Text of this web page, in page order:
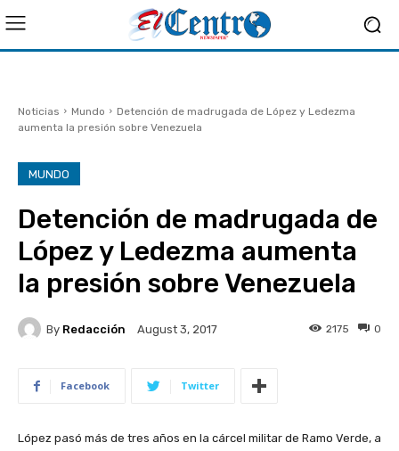
Noticias Mundo
Detención de madrugada de López y Ledezma
aumenta la presión sobre Venezuela
MUNDO
Detención de madrugada de
López y Ledezma aumenta
la presión sobre Venezuela
By Redacción August 3, 2017 0
2175
Facebook Twitter
López pasó más de tres años en la cárcel militar de Ramo Verde, a